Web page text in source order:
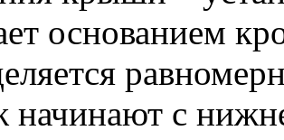
основанием
с